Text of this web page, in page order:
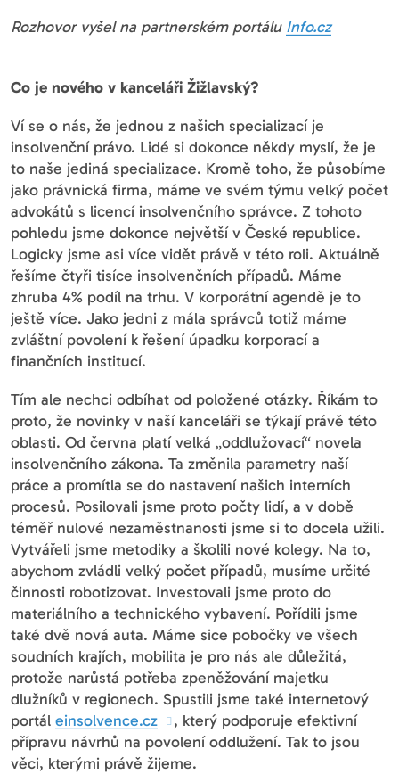
Rozhovor vyšel na partnerském portálu Info.cz
Co je nového v kanceláři Žižlavský?
Ví se o nás, že jednou z našich specializací je
insolvenční právo. Lidé si dokonce někdy myslí, že je
to naše jediná specializace. Kromě toho, že působíme
jako právnická firma, máme ve svém týmu velký počet
advokátů s licencí insolvenčního správce. Z tohoto
pohledu jsme dokonce největší v České republice.
Logicky jsme asi více vidět právě v této roli. Aktuálně
řešíme čtyři tisíce insolvenčních případů. Máme
zhruba 4% podíl na trhu. V korporátní agendě je to
ještě více. Jako jedni z mála správců totiž máme
zvláštní povolení k řešení úpadku korporací a
finančních institucí.
Tím ale nechci odbíhat od položené otázky. Říkám to
proto, že novinky v naší kanceláři se týkají právě této
oblasti. Od června platí velká „oddlužovací“ novela
insolvenčního zákona. Ta změnila parametry naší
práce a promítla se do nastavení našich interních
procesů. Posilovali jsme proto počty lidí, a v době
téměř nulové nezaměstnanosti jsme si to docela užili.
Vytvářeli jsme metodiky a školili nové kolegy. Na to,
abychom zvládli velký počet případů, musíme určité
činnosti robotizovat. Investovali jsme proto do
materiálního a technického vybavení. Pořídili jsme
také dvě nová auta. Máme sice pobočky ve všech
soudních krajích, mobilita je pro nás ale důležitá,
protože narůstá potřeba zpeněžování majetku
dlužníků v regionech. Spustili jsme také internetový
portál einsolvence.cz
, který podporuje efektivní
přípravu návrhů na povolení oddlužení. Tak to jsou
věci, kterými právě žijeme.